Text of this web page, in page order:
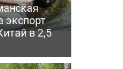
экспорт
в 2,5